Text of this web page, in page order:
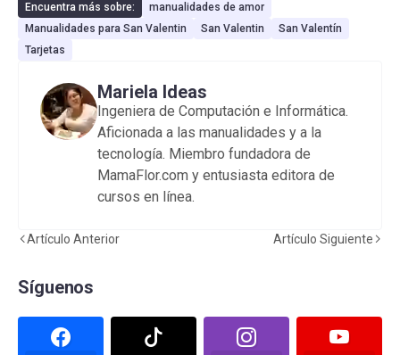
Encuentra más sobre:
manualidades de amor
Manualidades para San Valentin
San Valentin
San Valentín
Tarjetas
Mariela Ideas
Ingeniera de Computación e Informática.
Aficionada a las manualidades y a la
tecnología. Miembro fundadora de
MamaFlor.com y entusiasta editora de
cursos en línea.
Artículo Anterior Artículo Siguiente
Síguenos